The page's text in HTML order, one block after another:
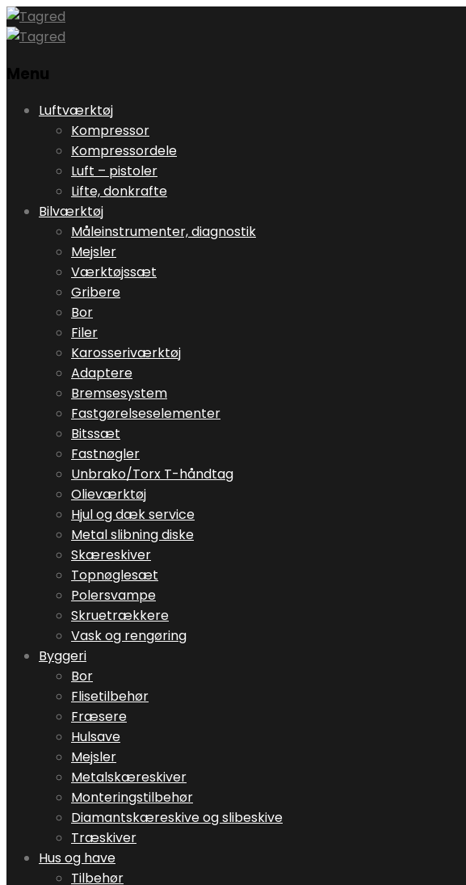
Menu
Skip
content
Luftværktøj
Kompressor
Kompressordele
Luft – pistoler
Lifte, donkrafte
Bilværktøj
Måleinstrumenter, diagnostik
Mejsler
Værktøjssæt
Gribere
Bor
Filer
Karosseriværktøj
Adaptere
Bremsesystem
Fastgørelseselementer
Bitssæt
Fastnøgler
Unbrako/Torx T-håndtag
Olieværktøj
Hjul og dæk service
Metal slibning diske
Skæreskiver
Topnøglesæt
Polersvampe
Skruetrækkere
Vask og rengøring
Byggeri
Bor
Flisetilbehør
Fræsere
Hulsave
Mejsler
Metalskæreskiver
Monteringstilbehør
Diamantskæreskive og slibeskive
Træskiver
Hus og have
Tilbehør